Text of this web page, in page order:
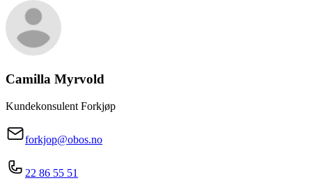
Camilla Myrvold
Kundekonsulent Forkjøp
forkjop@obos.no
22 86 55 51